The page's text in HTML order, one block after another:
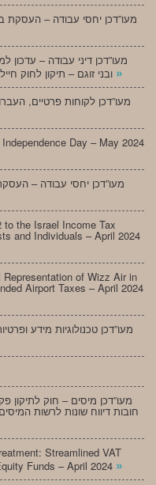
מעו”דכן יחסי עבודה – העסקת
מעו”דכן דיני עבודה –
»
מעו”דכן לקוחות פרטיים,
Day – May 2024
מעו”דכן יחסי עבודה –
to the Israel Income Tax
and Individuals – April 2024
of Wizz Air in
Airport Taxes – April 2024
מעו”דכן טכנולוגיות מידע
חובות דיווח שונות לרשות
Streamlined VAT
Funds – April 2024 »